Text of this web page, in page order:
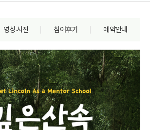
영상·사진 참여후기 예약안내